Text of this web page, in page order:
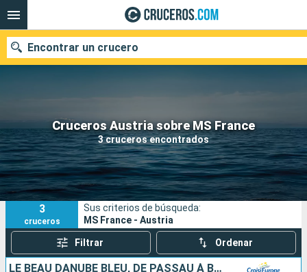
Cruceros Austria sobre MS France
3 cruceros encontrados
Encontrar un crucero
Nuestros destinos
Fecha de salida
Puertos Compañías
Buscar
3
cruceros
Sus criterios de búsqueda:
MS France - Austria
Filtrar Ordenar
LE BEAU DANUBE BLEU, DE PASSAU À BUDAPEST